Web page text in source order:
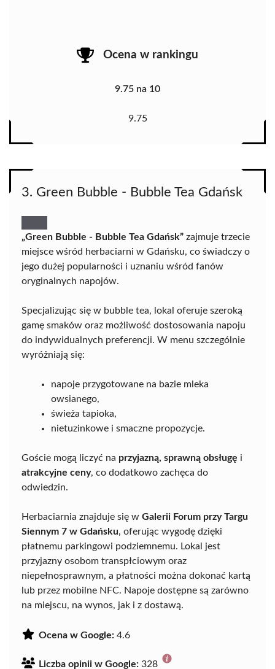
Ocena w rankingu
9.75 na 10
9.75
3. Green Bubble - Bubble Tea Gdańsk
„Green Bubble - Bubble Tea Gdańsk” zajmuje trzecie
miejsce wśród herbaciarni w Gdańsku, co świadczy o
jego dużej popularności i uznaniu wśród fanów
oryginalnych napojów.
Specjalizując się w bubble tea, lokal oferuje szeroką
gamę smaków oraz możliwość dostosowania napoju
do indywidualnych preferencji. W menu szczególnie
wyróżniają się:
napoje przygotowane na bazie mleka
owsianego,
świeża tapioka,
nietuzinkowe i smaczne propozycje.
Goście mogą liczyć na przyjazną, sprawną obsługę i
atrakcyjne ceny, co dodatkowo zachęca do
odwiedzin.
Herbaciarnia znajduje się w Galerii Forum przy Targu
Siennym 7 w Gdańsku, oferując wygodę dzięki
płatnemu parkingowi podziemnemu. Lokal jest
przyjazny osobom transpłciowym oraz
niepełnosprawnym, a płatności można dokonać kartą
lub przez mobilne NFC. Napoje dostępne są zarówno
na miejscu, na wynos, jak i z dostawą.
Ocena w Google: 4.6
Liczba opinii w Google: 328